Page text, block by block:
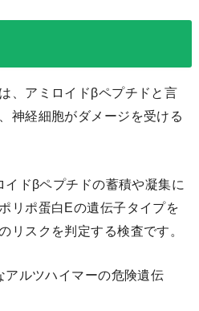
、アミロイドβペプチドと言
神経細胞がダメージを受ける
ドβペプチドの蓄積や凝集に
リポ蛋白Eの遺伝子タイプを
リスクを判定する検査です。
ルツハイマーの危険遺伝